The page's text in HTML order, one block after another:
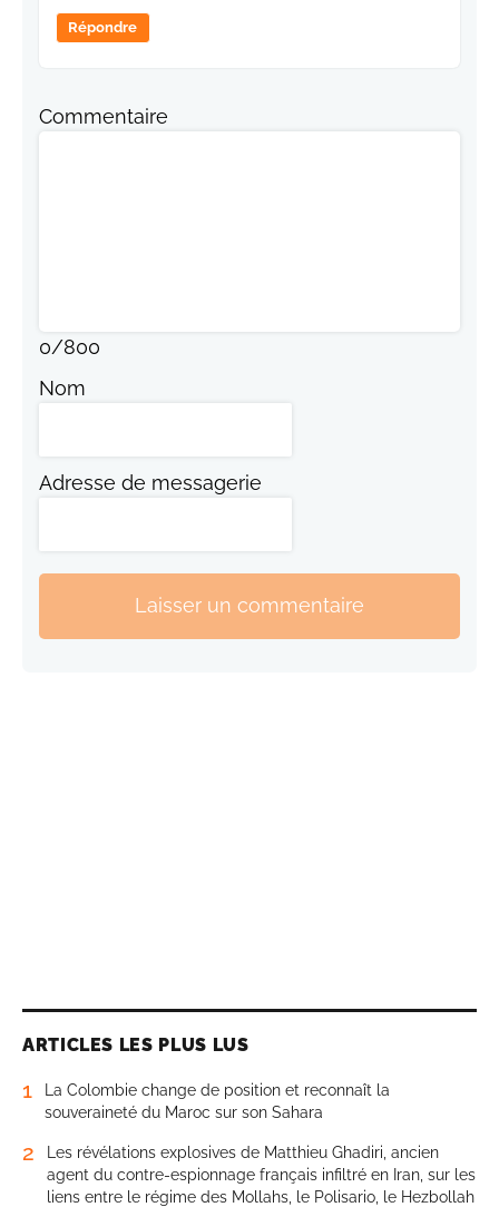
Répondre
Commentaire
0/800
Nom
Adresse de messagerie
Laisser un commentaire
ARTICLES LES PLUS LUS
1
La Colombie change de position et reconnaît la
souveraineté du Maroc sur son Sahara
2
Les révélations explosives de Matthieu Ghadiri, ancien
agent du contre-espionnage français infiltré en Iran, sur les
liens entre le régime des Mollahs, le Polisario, le Hezbollah